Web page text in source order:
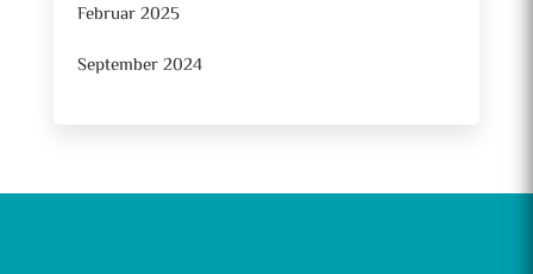
Februar 2025
September 2024